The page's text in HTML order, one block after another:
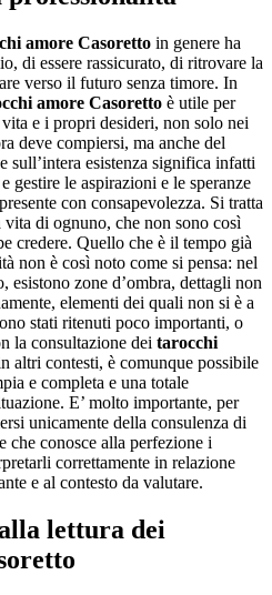
amore Casoretto in genere ha
di essere rassicurato, di ritrovare la
verso il futuro senza timore. In
amore Casoretto è utile per
e i propri desideri, non solo nei
deve compiersi, ma anche del
sull’intera esistenza significa infatti
gestire le aspirazioni e le speranze
con consapevolezza. Si tratta
di ognuno, che non sono così
credere. Quello che è il tempo già
non è così noto come si pensa: nel
esistono zone d’ombra, dettagli non
elementi dei quali non si è a
stati ritenuti poco importanti, o
la consultazione dei tarocchi
altri contesti, è comunque possibile
e completa e una totale
E’ molto importante, per
unicamente della consulenza di
che conosce alla perfezione i
correttamente in relazione
e al contesto da valutare.
lettura dei